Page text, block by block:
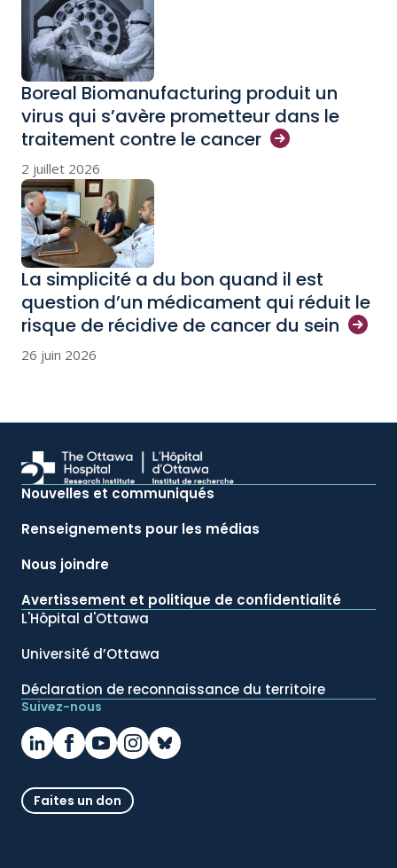
Boreal Biomanufacturing produit un
virus qui s’avère prometteur dans le
traitement contre le cancer
2 juillet 2026
La simplicité a du bon quand il est
question d’un médicament qui réduit le
risque de récidive de cancer du sein
26 juin 2026
Nouvelles et communiqués
Renseignements pour les médias
Nous joindre
Avertissement et politique de confidentialité
L'Hôpital d'Ottawa
Université d’Ottawa
Déclaration de reconnaissance du territoire
Suivez-nous
Faites un don